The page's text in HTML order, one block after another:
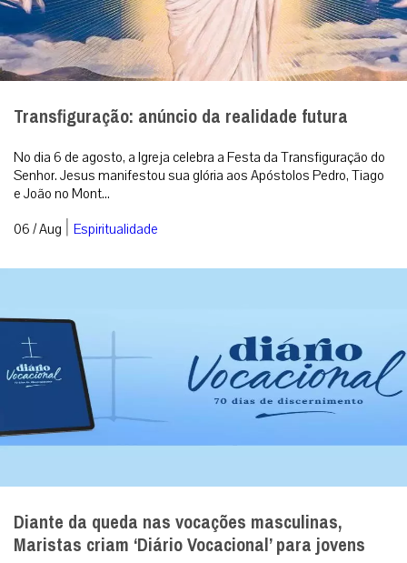
Transfiguração: anúncio da realidade futura
No dia 6 de agosto, a Igreja celebra a Festa da Transfiguração do
Senhor. Jesus manifestou sua glória aos Apóstolos Pedro, Tiago
e João no Mont...
06 / Aug | Espiritualidade
Diante da queda nas vocações masculinas,
Maristas criam ‘Diário Vocacional’ para jovens